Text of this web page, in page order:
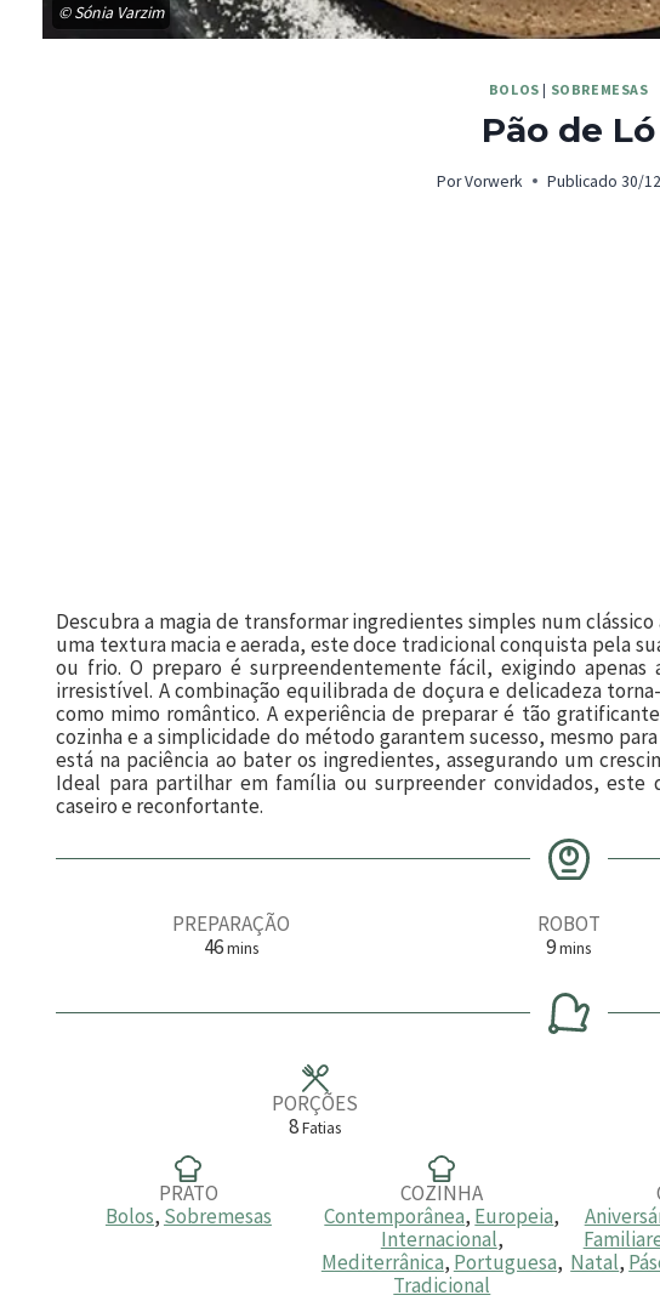
© Sónia Varzim
BOLOS | SOBREMESAS
Pão de Ló
Por Vorwerk Publicado 30/
Descubra a magia de transformar ingredientes simples num
uma textura macia e aerada, este doce tradicional conquista pela
ou frio. O preparo é surpreendentemente fácil, exigindo
irresistível. A combinação equilibrada de doçura e delicadeza
como mimo romântico. A experiência de preparar é tão
cozinha e a simplicidade do método garantem sucesso, mesmo
está na paciência ao bater os ingredientes, assegurando um
Ideal para partilhar em família ou surpreender convidados,
caseiro e reconfortante.
PREPARAÇÃO
46m
u
mins
ROBOT
9m
n
u
t
mins
PORÇÕES
8Fatias
PRATO
Bolos, Sobremesas
COZINHA
Contemporânea, Europeia,
Internacional,
Mediterrânica, Portuguesa,
Tradicional
Natal,